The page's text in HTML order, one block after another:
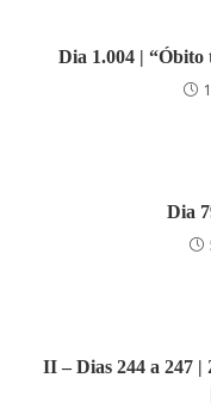
Dia 1.004 | “Óbito
Dia
II – Dias 244 a 247